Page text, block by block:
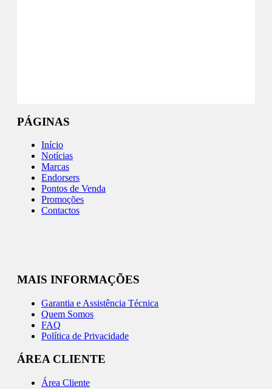
PÁGINAS
Início
Notícias
Marcas
Endorsers
Pontos de Venda
Promoções
Contactos
MAIS INFORMAÇÕES
Garantia e Assistência Técnica
Quem Somos
FAQ
Política de Privacidade
ÁREA CLIENTE
Área Cliente